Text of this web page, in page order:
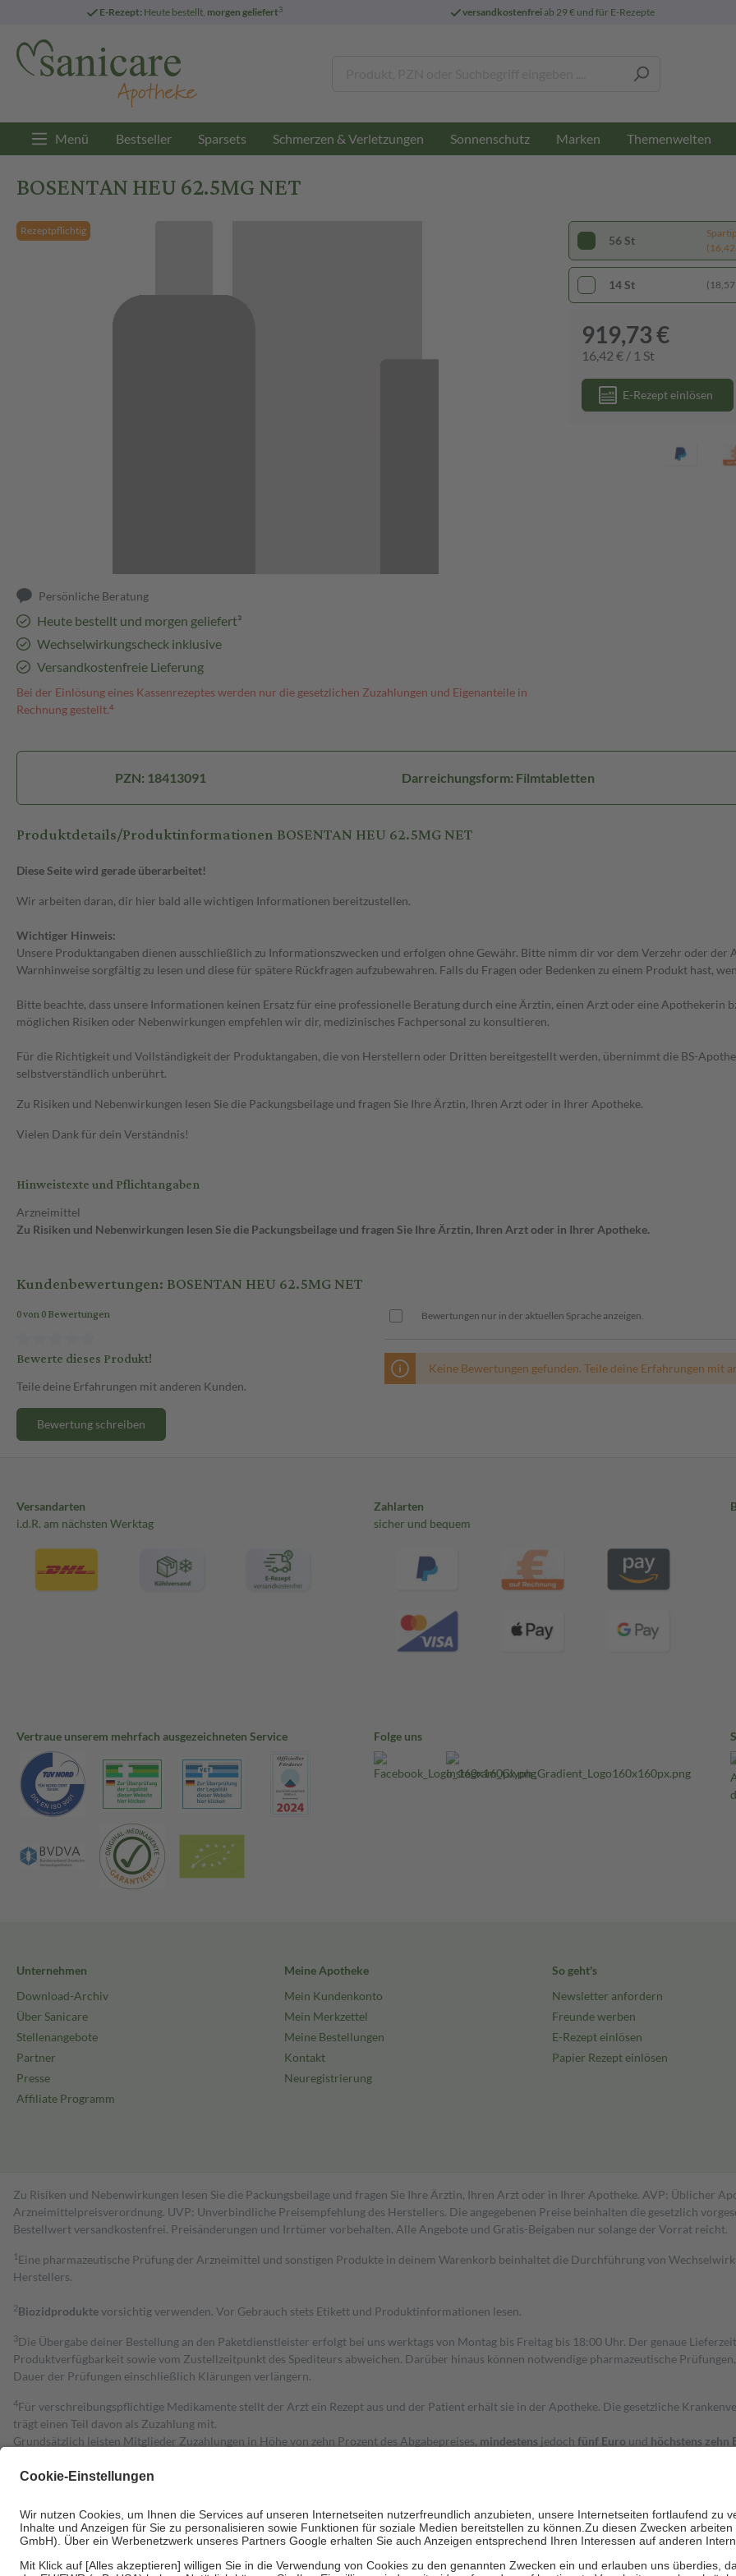
E-Rezept: Heute bestellt, morgen geliefert3 versandkostenfreiab 29 € und für E-Rezepte
Menü Bestseller Sparsets Schmerzen & Verletzungen Sonnenschutz Marken Themenwelten
BOSENTAN HEU 62.5MG NET
Rezeptpflichtig
Persönliche Beratung
Heute bestellt und morgen geliefert³
Wechselwirkungscheck inklusive
Versandkostenfreie Lieferung
Bei der Einlösung eines Kassenrezeptes werden nur die gesetzlichen Zuzahlungen und Eigenanteile in
Rechnung gestellt.⁴
56 St
(16,42
14 St (18,57
919,73 €
16,42 € / 1 St
E-Rezept einlösen
PZN: 18413091 Darreichungsform: Filmtabletten
Produktdetails/Produktinformationen BOSENTAN HEU 62.5MG NET
Diese Seite wird gerade überarbeitet!
Wir arbeiten daran, dir hier bald alle wichtigen Informationen bereitzustellen.
Wichtiger Hinweis:
Unsere Produktangaben dienen ausschließlich zu Informationszwecken und erfolgen ohne Gewähr. Bitte nimm dir vor dem Verzehr oder
Warnhinweise sorgfältig zu lesen und diese für spätere Rückfragen aufzubewahren. Falls du Fragen oder Bedenken zu einem Produkt hast,
Bitte beachte, dass unsere Informationen keinen Ersatz für eine professionelle Beratung durch eine Ärztin, einen Arzt oder eine Apothekerin
möglichen Risiken oder Nebenwirkungen empfehlen wir dir, medizinisches Fachpersonal zu konsultieren.
Für die Richtigkeit und Vollständigkeit der Produktangaben, die von Herstellern oder Dritten bereitgestellt werden, übernimmt die BS-
selbstverständlich unberührt.
Zu Risiken und Nebenwirkungen lesen Sie die Packungsbeilage und fragen Sie Ihre Ärztin, Ihren Arzt oder in Ihrer Apotheke.
Vielen Dank für dein Verständnis!
Hinweistexte und Pflichtangaben
Arzneimittel
Zu Risiken und Nebenwirkungen lesen Sie die Packungsbeilage und fragen Sie Ihre Ärztin, Ihren Arzt oder in Ihrer Apotheke.
Kundenbewertungen: BOSENTAN HEU 62.5MG NET
0 von 0 Bewertungen
Bewerte dieses Produkt!
Teile deine Erfahrungen mit anderen Kunden.
Bewertung schreiben
Bewertungen nur in der aktuellen Sprache anzeigen.
Keine Bewertungen gefunden. Teile deine Erfahrungen mit
Versandarten
i.d.R. am nächsten Werktag
Zahlarten
sicher und bequem
Vertraue unserem mehrfach ausgezeichneten Service Folge uns
Unternehmen
Download-Archiv
Über Sanicare
Stellenangebote
Partner
Presse
Affiliate Programm
Meine Apotheke
Mein Kundenkonto
Mein Merkzettel
Meine Bestellungen
Kontakt
Neuregistrierung
So geht's
Newsletter anfordern
Freunde werben
E-Rezept einlösen
Papier Rezept einlösen
Zu Risiken und Nebenwirkungen lesen Sie die Packungsbeilage und fragen Sie Ihre Ärztin, Ihren Arzt oder in Ihrer Apotheke. AVP: Üblicher
Arzneimittelpreisverordnung. UVP: Unverbindliche Preisempfehlung des Herstellers. Die angegebenen Preise beinhalten die gesetzlich
Bestell­wert versand­kosten­frei. Preisänderungen und Irrtümer vorbehalten. Alle Angebote und Gratis-Beigaben nur solange der Vorrat reicht.
1 Eine pharmazeutische Prüfung der Arzneimittel und sonstigen Produkte in deinem Warenkorb beinhaltet die Durchführung von
Herstellers.
2Biozidproduktevorsichtig verwenden. Vor Gebrauch stets Etikett und Produktinformationen lesen.
3Die Übergabe deiner Bestellung an den Paketdienstleister erfolgt bei uns werktags von Montag bis Freitag bis 18:00 Uhr. Der genaue
Produktverfügbarkeit sowie vom Zustellzeitpunkt des Spediteurs abweichen. Darüber hinaus können notwendige pharmazeutische
Dauer der Prüfungen einschließlich Klärungen verlängern.
4Für verschreibungspflichtige Medikamente stellt der Arzt ein Rezept aus und der Patient erhält sie in der Apotheke. Die gesetzliche
trägt einen Teil davon als Zuzahlung mit.
Grundsätzlich leisten Mitglieder Zuzahlungen in Höhe von zehn Prozent des Abgabepreises, mindestens jedoch fünf Euro und höchstens zehn
Diese Regeln gelten grundsätzlich auch für Online-Apotheken.
Um das Engagement der Versicherten für ihre eigene Gesundheit zu stärken und die besondere Stellung der Familie zu unterstützen, fallen
• Kindern und Jugendlichen bis zum vollendeten 18. Lebensjahr mit Ausnahme der Fahrkosten
• Untersuchungen zur Vorsorge und Früherkennung, die von der GKV getragen werden
• empfohlenen Schutzimpfungen